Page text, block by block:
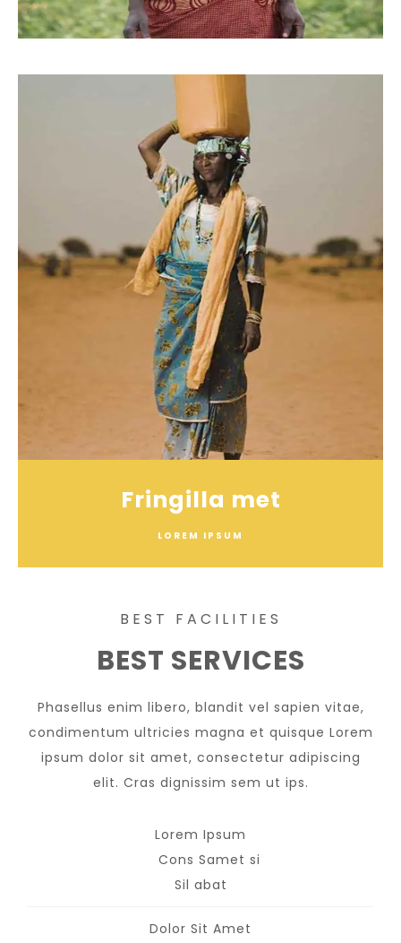
BEST FACILITIES
BEST SERVICES
Phasellus enim libero, blandit vel sapien vitae,
condimentum ultricies magna et quisque Lorem
ipsum dolor sit amet, consectetur adipiscing
elit. Cras dignissim sem ut ips.​
Lorem Ipsum
Cons Samet si
Sil abat
Dolor Sit Amet
Fringilla met
LOREM IPSUM